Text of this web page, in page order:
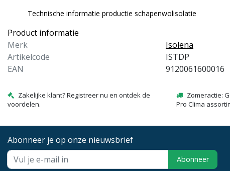
Technische informatie productie schapenwolisolatie
Product informatie
Merk
Isolena
Artikelcode
ISTDP
EAN
9120061600016
Zakelijke klant? Registreer nu en ontdek de
voordelen.
Zomeractie:
Pro Clima
Abonneer je op onze nieuwsbrief
Abonneer